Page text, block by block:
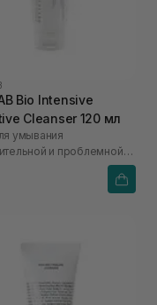
Bio Intensive
Cleanser 120 мл
умывания
и проблемной